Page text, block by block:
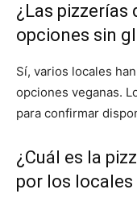
¿Las pizzerías
opciones sin
Sí, varios locales
opciones veganas.
para confirmar
¿Cuál es la
por los locales